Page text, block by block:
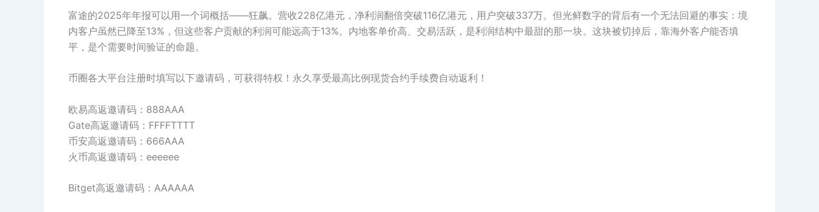
富途的2025年年报可以用一个词概括——狂飙。营收228亿港元，净利润翻倍突破116亿港元，用户突破337万。但光鲜数字的背后有一个无法回避的事实：境
内客户虽然已降至13%，但这些客户贡献的利润可能远高于13%。内地客单价高、交易活跃，是利润结构中最甜的那一块。这块被切掉后，靠海外客户能否填
平，是个需要时间验证的命题。
币圈各大平台注册时填写以下邀请码，可获得特权！永久享受最高比例现货合约手续费自动返利！
欧易高返邀请码：888AAA
Gate高返邀请码：FFFFTTTT
币安高返邀请码：666AAA
火币高返邀请码：eeeeee
Bitget高返邀请码：AAAAAA